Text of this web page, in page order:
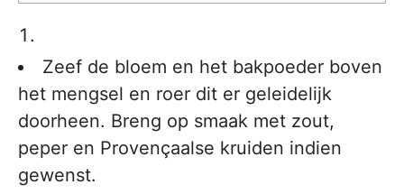
Zeef de bloem en het bakpoeder boven
het mengsel en roer dit er geleidelijk
doorheen. Breng op smaak met zout,
peper en Provençaalse kruiden indien
gewenst.